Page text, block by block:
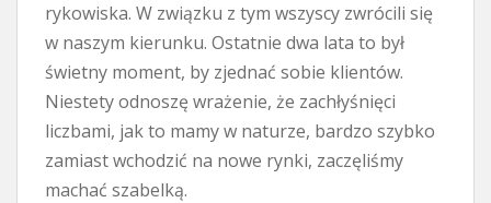
rykowiska. W związku z tym wszyscy zwrócili się
w naszym kierunku. Ostatnie dwa lata to był
świetny moment, by zjednać sobie klientów.
Niestety odnoszę wrażenie, że zachłyśnięci
liczbami, jak to mamy w naturze, bardzo szybko
zamiast wchodzić na nowe rynki, zaczęliśmy
machać szabelką.